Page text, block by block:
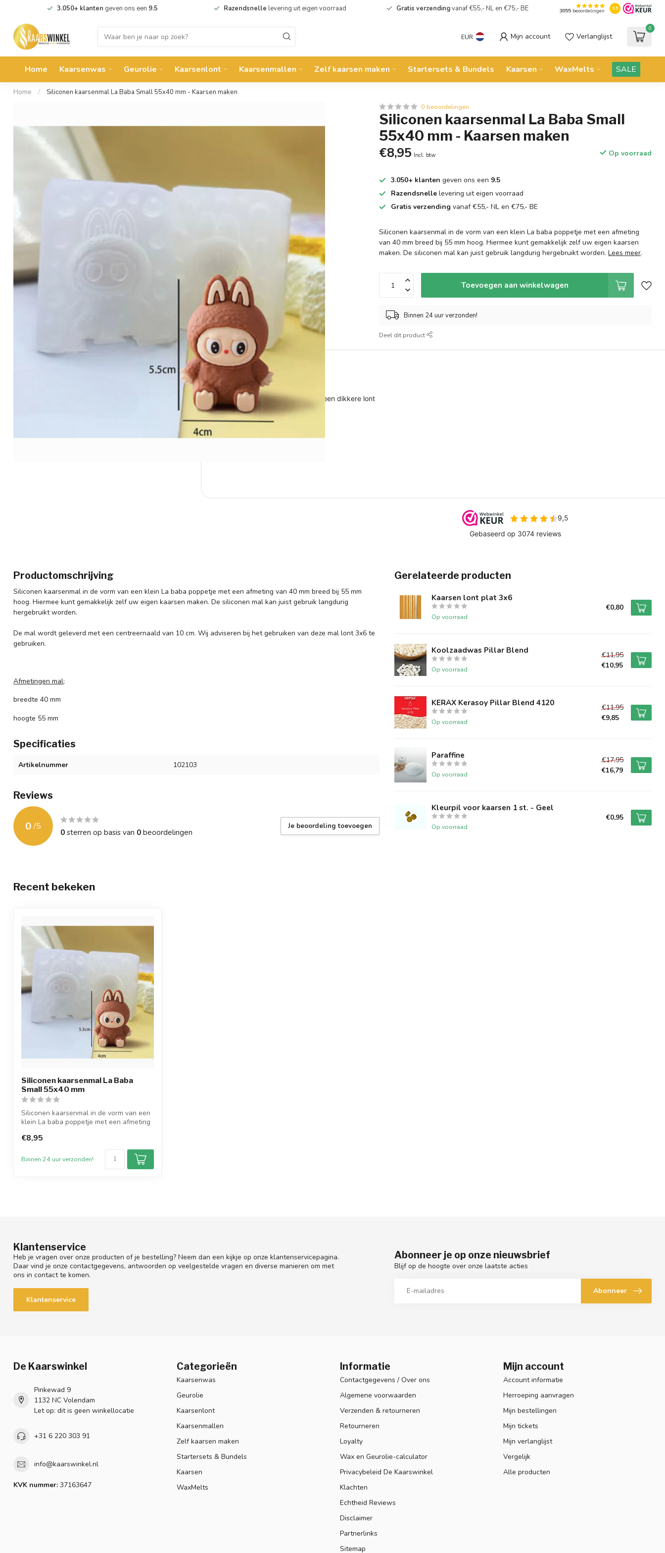
3.050+ klanten geven ons een 9.5 Razendsnelle levering uit eigen voorraad Gratis verzendingvanaf €55,- NL en €75,- BE 3055beoordelingen 9.5
EUR Mijn account Verlanglijst
0
Home Kaarsenwas Geurolie Kaarsenlont Kaarsenmallen Zelf kaarsen maken Startersets & Bundels Kaarsen WaxMelts SALE
Home / Siliconen kaarsenmal La Baba Small 55x40 mm - Kaarsen maken
0 beoordelingen
Siliconen kaarsenmal La Baba Small
55x40 mm - Kaarsen maken
€8,95 Incl. btw Op voorraad
3.050+ klanten geven ons een 9.5
Razendsnelle levering uit eigen voorraad
Gratis verzending vanaf €55,- NL en €75,- BE
Siliconen kaarsenmal in de vorm van een klein La baba poppetje met een afmeting
van 40 mm breed bij 55 mm hoog. Hiermee kunt gemakkelijk zelf uw eigen kaarsen
maken. De siliconen mal kan juist gebruik langdurig hergebruikt worden.Lees meer.
Toevoegen aan winkelwagen
Binnen 24 uur verzonden!
Deel dit product
Productomschrijving
Siliconen kaarsenmal in de vorm van een klein La baba poppetje met een afmeting van 40 mm breed bij 55 mm
hoog. Hiermee kunt gemakkelijk zelf uw eigen kaarsen maken. De siliconen mal kan juist gebruik langdurig
hergebruikt worden.
De mal wordt geleverd met een centreernaald van 10 cm. Wij adviseren bij het gebruiken van deze mal lont 3x6 te
gebruiken.
Afmetingen mal;
breedte 40 mm
hoogte 55 mm
Specificaties
Artikelnummer 102103
Reviews
0 /5
0sterren op basis van 0beoordelingen
Je beoordeling toevoegen
Gerelateerde producten
Kaarsen lont plat 3x6
Op voorraad
€0,80
Koolzaadwas Pillar Blend
Op voorraad
€11,95
€10,95
KERAX Kerasoy Pillar Blend 4120
Op voorraad
€11,95
€9,85
Paraffine
Op voorraad
€17,95
€16,79
Kleurpil voor kaarsen 1 st. - Geel
Op voorraad
€0,95
Recent bekeken
Siliconen kaarsenmal La Baba
Small 55x40 mm
Siliconen kaarsenmal in de vorm van een
klein La baba poppetje met een afmeting
€8,95
Binnen 24 uur verzonden!
Klantenservice
Heb je vragen over onze producten of je bestelling? Neem dan een kijkje op onze klantenservicepagina.
Daar vind je onze contactgegevens, antwoorden op veelgestelde vragen en diverse manieren om met
ons in contact te komen.
Klantenservice
Abonneer je op onze nieuwsbrief
Blijf op de hoogte over onze laatste acties
Abonneer
De Kaarswinkel
Pinkewad 9
1132 NC Volendam
Let op: dit is geen winkellocatie
+31 6 220 303 91
info@kaarswinkel.nl
KVK nummer: 37163647
Categorieën
Kaarsenwas
Geurolie
Kaarsenlont
Kaarsenmallen
Zelf kaarsen maken
Startersets & Bundels
Kaarsen
WaxMelts
Informatie
Contactgegevens / Over ons
Algemene voorwaarden
Verzenden & retourneren
Retourneren
Loyalty
Wax en Geurolie-calculator
Privacybeleid De Kaarswinkel
Klachten
Echtheid Reviews
Disclaimer
Partnerlinks
Sitemap
Mijn account
Account informatie
Herroeping aanvragen
Mijn bestellingen
Mijn tickets
Mijn verlanglijst
Vergelijk
Alle producten